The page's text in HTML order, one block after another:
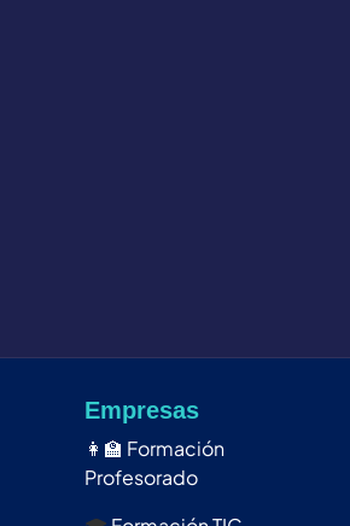
Empresas
👩‍🏫 Formación
Profesorado